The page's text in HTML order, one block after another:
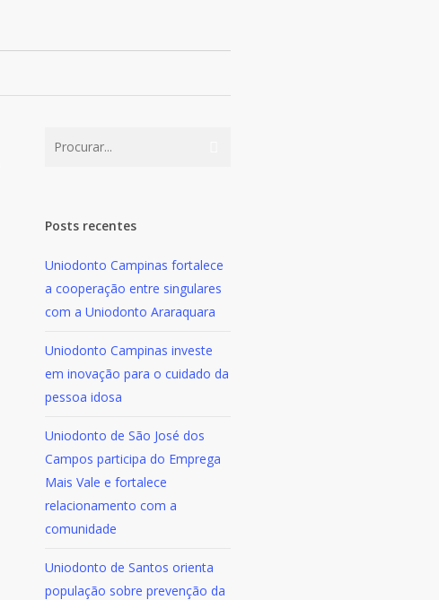
Posts recentes
Uniodonto Campinas fortalece
a cooperação entre singulares
com a Uniodonto Araraquara
Uniodonto Campinas investe
em inovação para o cuidado da
pessoa idosa
Uniodonto de São José dos
Campos participa do Emprega
Mais Vale e fortalece
relacionamento com a
comunidade
Uniodonto de Santos orienta
população sobre prevenção da